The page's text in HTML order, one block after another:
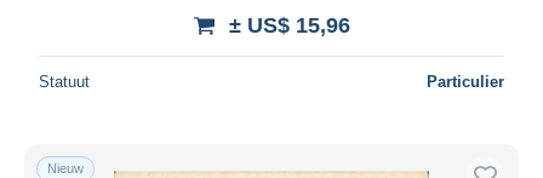
± US$ 15,96
Statuut Particulier
Nieuw